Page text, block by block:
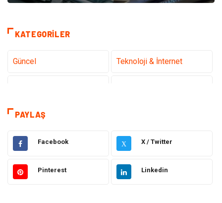
KATEGORILER
Güncel Teknoloji & İnternet
Kamera Sistemleri
Elektrik & Elektronik Gıda
Güzellik & Bakım Otomotiv
PAYLAŞ
Facebook X X / Twitter
Pinterest Linkedin